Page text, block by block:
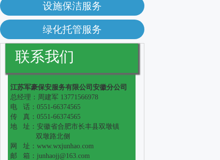
设施保洁服务
绿化托管服务
联系我们
江苏军豪保安服务有限公司安徽分公司
总经理：周建军 13771566978
电 话：0551-66374565
传 真：0551-66374565
地 址：安徽省合肥市长丰县双墩镇
双墩路北侧
网 址：www.wxjunhao.com
邮 箱：junhaojj@163.com